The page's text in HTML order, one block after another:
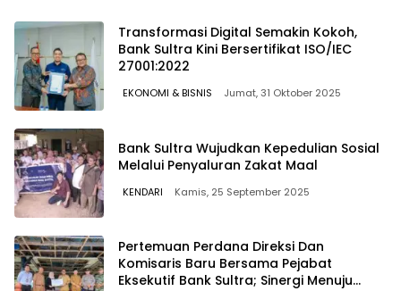
Makan Bergizi Gratis
Transformasi Digital Semakin Kokoh,
Bank Sultra Kini Bersertifikat ISO/IEC
27001:2022
EKONOMI & BISNIS Jumat, 31 Oktober 2025
Bank Sultra Wujudkan Kepedulian Sosial
Melalui Penyaluran Zakat Maal
KENDARI Kamis, 25 September 2025
Pertemuan Perdana Direksi Dan
Komisaris Baru Bersama Pejabat
Eksekutif Bank Sultra; Sinergi Menuju